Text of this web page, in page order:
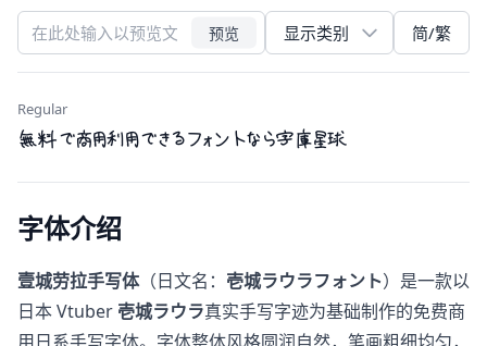
预览 简/繁
Regular
無料で商用利用できるフォントなら字庫星球
字体介绍
壹城劳拉手写体（日文名： 壱城ラウラフォント）是一款以
日本 Vtuber 壱城ラウラ真实手写字迹为基础制作的免费商